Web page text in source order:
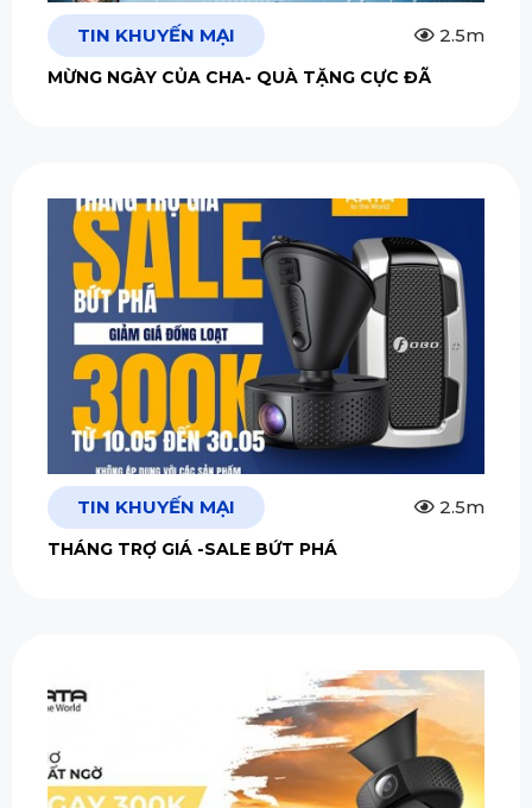
TIN KHUYẾN MẠI 2.5m
MỪNG NGÀY CỦA CHA- QUÀ TẶNG CỰC ĐÃ
TIN KHUYẾN MẠI 2.5m
THÁNG TRỢ GIÁ -SALE BỨT PHÁ